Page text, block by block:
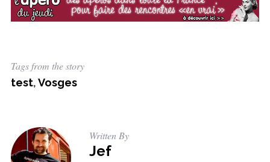
Tags from the story
test,Vosges
Written By
Jef